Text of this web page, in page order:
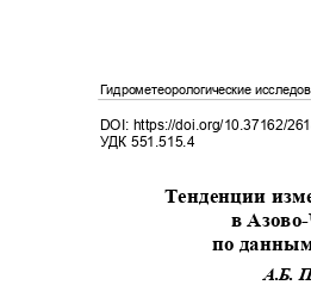
Гидрометеорологические
DOI: https://doi.org/10.37162/
УДК 551.515.4
Тенденции
в Азово-
по
А.Б.